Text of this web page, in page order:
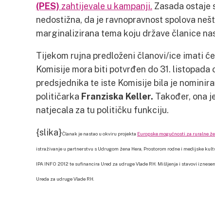
(PES) zahtijevale u kampanji. Zasada ostaje
nedostižna, da je ravnopravnost spolova
marginalizirana tema koju države članice
Tijekom rujna predloženi članovi/ice imati
Komisije mora biti potvrđen do 31. listopada
predsjednika te iste Komisije bila je
političarka Franziska Keller. Također, ona
natjecala za tu političku funkciju.
{slika}Članak je nastao u okviru projekta Europske mogućnosti za ruralne
istraživanje u partnerstvu s Udrugom žena Hera, Prostorom rodne i medijske
IPA INFO 2012 te sufinancira Ured za udruge Vlade RH. Mišljenja i stavovi
Ureda za udruge Vlade RH.